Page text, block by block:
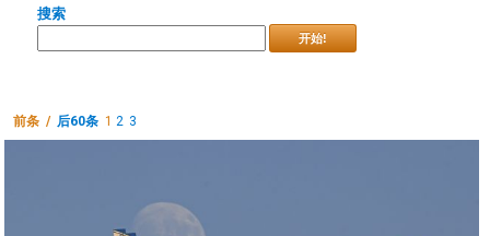
搜索
开始!
前条 / 后60条 1 2 3